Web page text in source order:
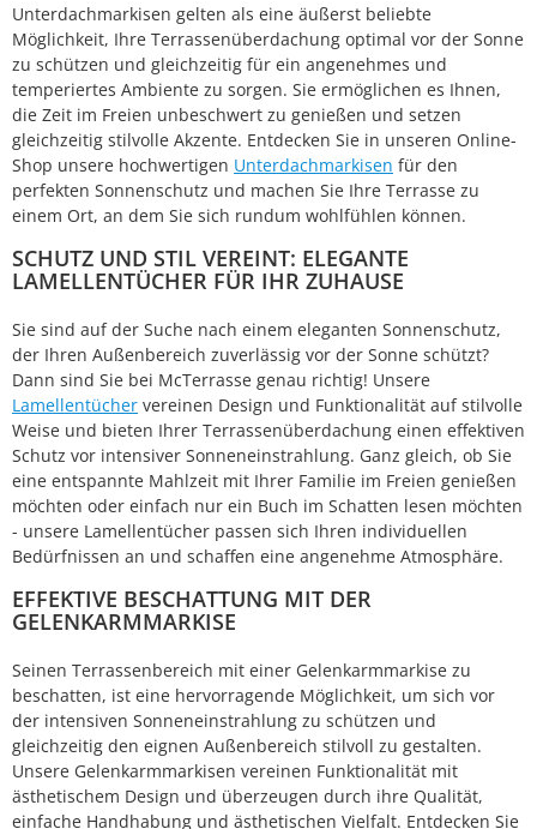
Unterdachmarkisen gelten als eine äußerst beliebte
Möglichkeit, Ihre Terrassenüberdachung optimal vor der Sonne
zu schützen und gleichzeitig für ein angenehmes und
temperiertes Ambiente zu sorgen. Sie ermöglichen es Ihnen,
die Zeit im Freien unbeschwert zu genießen und setzen
gleichzeitig stilvolle Akzente. Entdecken Sie in unseren Online-
Shop unsere hochwertigen Unterdachmarkisen für den
perfekten Sonnenschutz und machen Sie Ihre Terrasse zu
einem Ort, an dem Sie sich rundum wohlfühlen können.
SCHUTZ UND STIL VEREINT: ELEGANTE
LAMELLENTÜCHER FÜR IHR ZUHAUSE
Sie sind auf der Suche nach einem eleganten Sonnenschutz,
der Ihren Außenbereich zuverlässig vor der Sonne schützt?
Dann sind Sie bei McTerrasse genau richtig! Unsere
Lamellentücher vereinen Design und Funktionalität auf stilvolle
Weise und bieten Ihrer Terrassenüberdachung einen effektiven
Schutz vor intensiver Sonneneinstrahlung. Ganz gleich, ob Sie
eine entspannte Mahlzeit mit Ihrer Familie im Freien genießen
möchten oder einfach nur ein Buch im Schatten lesen möchten
- unsere Lamellentücher passen sich Ihren individuellen
Bedürfnissen an und schaffen eine angenehme Atmosphäre.
EFFEKTIVE BESCHATTUNG MIT DER
GELENKARMMARKISE
Seinen Terrassenbereich mit einer Gelenkarmmarkise zu
beschatten, ist eine hervorragende Möglichkeit, um sich vor
der intensiven Sonneneinstrahlung zu schützen und
gleichzeitig den eignen Außenbereich stilvoll zu gestalten.
Unsere Gelenkarmmarkisen vereinen Funktionalität mit
ästhetischem Design und überzeugen durch ihre Qualität,
einfache Handhabung und ästhetischen Vielfalt. Entdecken Sie